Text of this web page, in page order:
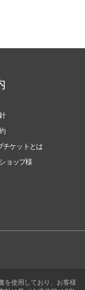
チケットとは
ョップ様
を使用しており、お客様